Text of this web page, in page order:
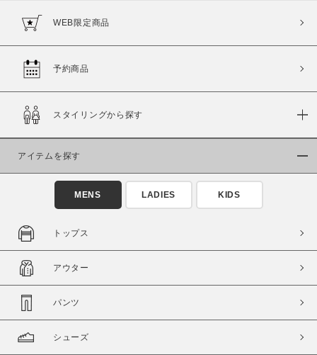
商品タイプ
通常商品
セール価格 WEB限定
在庫
在庫あり
WEB限定商品
予約商品
スタイリングから探す
アイテムを探す
MENS LADIES KIDS
トップス
アウター
パンツ
シューズ